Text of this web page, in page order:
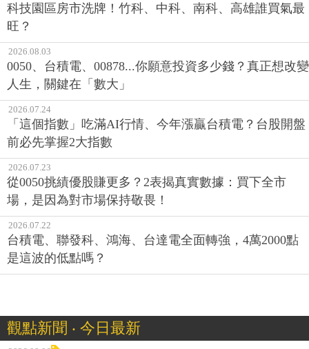
科技園區房市洗牌！竹科、中科、南科、高雄誰買氣最
旺？
2026.08.03
0050、台積電、00878...你願意投資多少錢？真正想改變
人生，關鍵在「數大」
2026.07.24
「這個指數」吃滿AI行情、今年漲贏台積電？台股開盤
前必先掌握2大指數
2026.07.23
從0050挑績優股賺更多？2表揭真實數據：買下全市
場，是因為對市場保持敬畏！
2026.07.22
台積電、聯發科、鴻海、台達電全面轉強，4萬2000點
是這波的低點嗎？
觀點新聞 ‧ 今日最新